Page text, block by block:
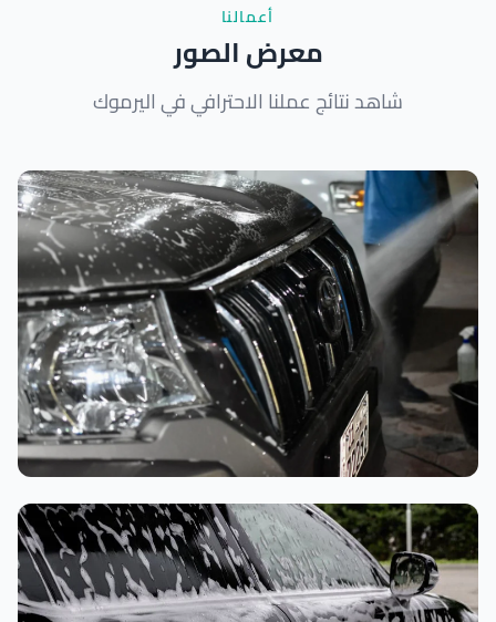
أعمالنا
معرض الصور
شاهد نتائج عملنا الاحترافي في اليرموك
تنظيف داخلي